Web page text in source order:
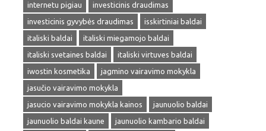
internetu pigiau
investicinis draudimas
investicinis gyvybės draudimas
isskirtiniai baldai
italiski baldai
italiski miegamojo baldai
italiski svetaines baldai
italiski virtuves baldai
iwostin kosmetika
jagmino vairavimo mokykla
jasučio vairavimo mokykla
jasucio vairavimo mokykla kainos
jaunuolio baldai
jaunuolio baldai kaune
jaunuolio kambario baldai